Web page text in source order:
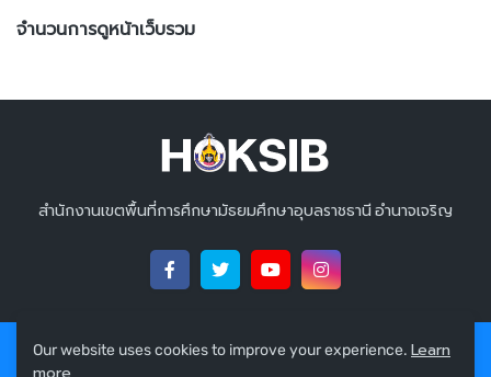
จำนวนการดูหน้าเว็บรวม
สำนักงานเขตพื้นที่การศึกษามัธยมศึกษาอุบลราชธานี อำนาจเจริญ
Copyright 2021 ©
Our website uses cookies to improve your experience. Learn